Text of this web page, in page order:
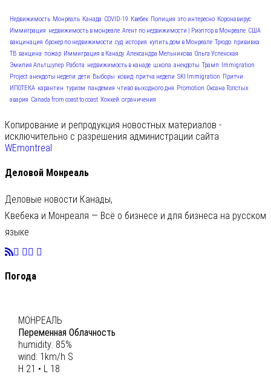
Недвижимость Монреаль Канада COVID-19 Квебек Полиция это интересно Коронавирус
Иммиграция недвижимость в монреале Агент по недвижимости | Риэлтор в Монреале США
вакцинация брокер по недвижимости суд история купить дом в Монреале Трюдо прививка
ТВ вакцина пожар Иммиграция в Канаду Александра Мельникова Ольга Успенская
Эмилия Альтшулер Работа недвижимость в канаде школа анекдоты Трамп
Immigration
Project анекдоты недели дети Выборы ковид притча недели SKI Immigration Притчи
ИПОТЕКА карантин туризм пандемия чтиво выходного дня Promotion Оксана Толстых
авария Canada from coast to coast Хоккей ограничения
Копирование и репродукция новостных материалов -
исключительно с разрешения администрации сайта
WEmontreal
Деловой Монреаль
Деловые новости Канады,
Квебека и Монреаля — Всё о бизнесе и для бизнеса на русском
языке
Погода
МОНРЕАЛЬ
Переменная Облачность
humidity: 85%
wind: 1km/h S
H 21 • L 18